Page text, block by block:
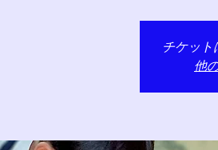
チケット
他